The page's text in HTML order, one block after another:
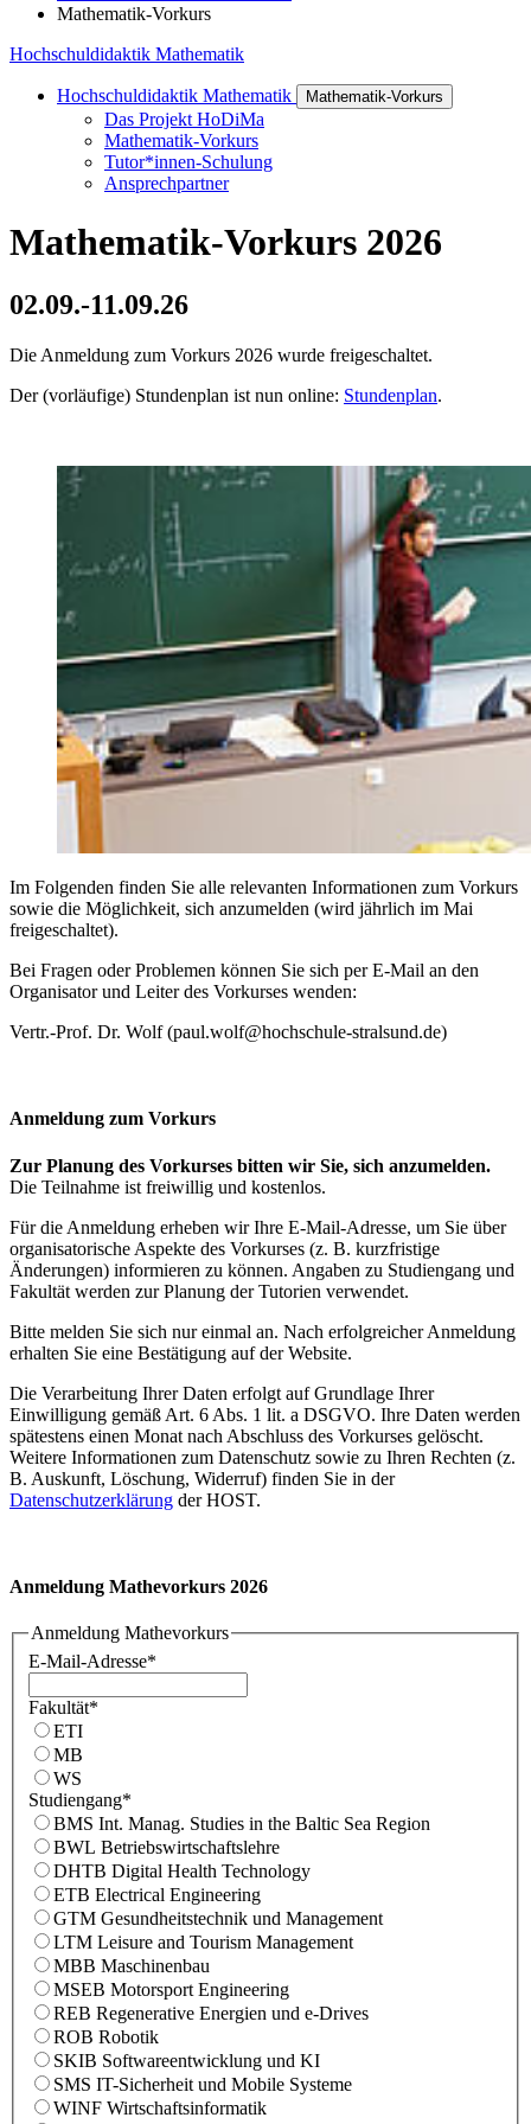
Mathematik-Vorkurs
Hochschuldidaktik Mathematik
Hochschuldidaktik Mathematik Mathematik-Vorkurs
Das Projekt HoDiMa
Mathematik-Vorkurs
Tutor*innen-Schulung
Ansprechpartner
Ma­the­ma­tik-Vor­kurs 2026
02.09.-11.09.26
Die Anmeldung zum Vorkurs 2026 wurde freigeschaltet.
Der (vorläufige) Stundenplan ist nun online: Stundenplan.
Im Folgenden finden Sie alle relevanten Informationen zum Vorkurs
sowie die Möglichkeit, sich anzumelden (wird jährlich im Mai
freigeschaltet).
Bei Fragen oder Problemen können Sie sich per E-Mail an den
Organisator und Leiter des Vorkurses wenden:
Vertr.-Prof. Dr. Wolf (paul.wolf@hochschule-stralsund.de)
An­mel­dung zum Vor­kurs
Zur Planung des Vorkurses bitten wir Sie, sich anzumelden.
Die Teilnahme ist freiwillig und kostenlos.
Für die Anmeldung erheben wir Ihre E-Mail-Adresse, um Sie über
organisatorische Aspekte des Vorkurses (z. B. kurzfristige
Änderungen) informieren zu können. Angaben zu Studiengang und
Fakultät werden zur Planung der Tutorien verwendet.
Bitte melden Sie sich nur einmal an. Nach erfolgreicher Anmeldung
erhalten Sie eine Bestätigung auf der Website.
Die Verarbeitung Ihrer Daten erfolgt auf Grundlage Ihrer
Einwilligung gemäß Art. 6 Abs. 1 lit. a DSGVO. Ihre Daten werden
spätestens einen Monat nach Abschluss des Vorkurses gelöscht.
Weitere Informationen zum Datenschutz sowie zu Ihren Rechten (z.
B. Auskunft, Löschung, Widerruf) finden Sie in der
Datenschutzerklärung der HOST.
An­mel­dung Ma­the­vor­kurs 2026
Anmeldung Mathevorkurs
E-Mail-Adresse*
Fakultät*
ETI
MB
WS
Studiengang*
BMS Int. Manag. Studies in the Baltic Sea Region
BWL Betriebswirtschaftslehre
DHTB Digital Health Technology
ETB Electrical Engineering
GTM Gesundheitstechnik und Management
LTM Leisure and Tourism Management
MBB Maschinenbau
MSEB Motorsport Engineering
REB Regenerative Energien und e-Drives
ROB Robotik
SKIB Softwareentwicklung und KI
SMS IT-Sicherheit und Mobile Systeme
WINF Wirtschaftsinformatik